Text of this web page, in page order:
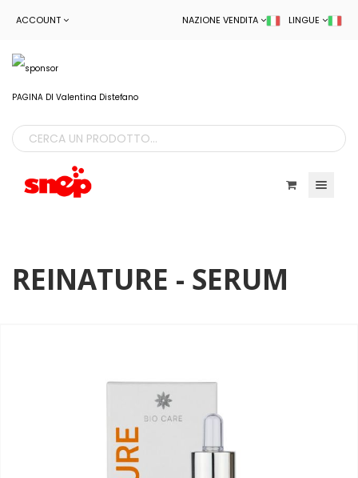
ACCOUNT LINGUE
NAZIONE VENDITA
PAGINA DI Valentina Distefano
REINATURE - SERUM